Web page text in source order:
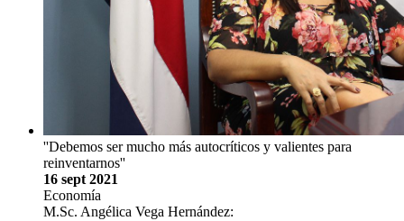
''Debemos ser mucho más autocríticos y valientes para
reinventarnos''
16 sept 2021
Economía
M.Sc. Angélica Vega Hernández: